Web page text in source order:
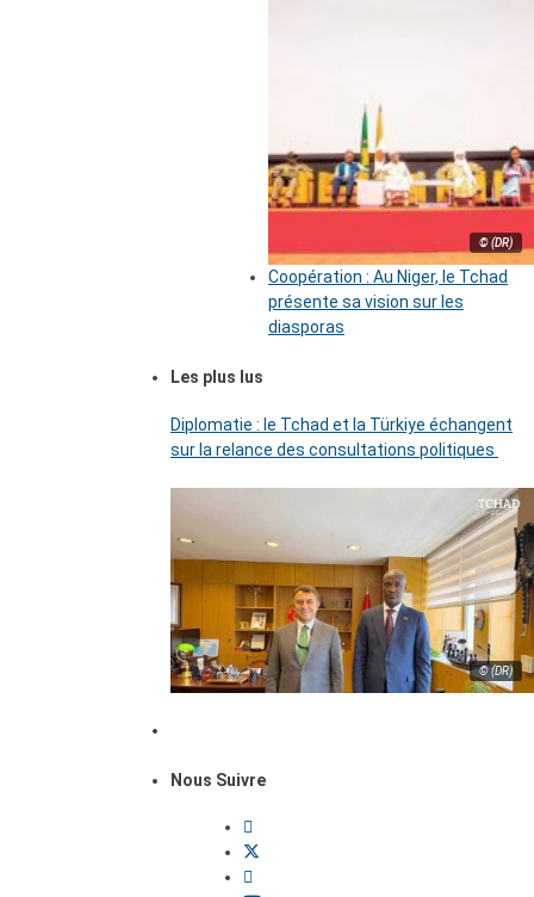
© (DR)
Coopération : Au Niger, le Tchad
présente sa vision sur les
diasporas
Les plus lus
Diplomatie : le Tchad et la Türkiye échangent
sur la relance des consultations politiques
© (DR)
Nous Suivre